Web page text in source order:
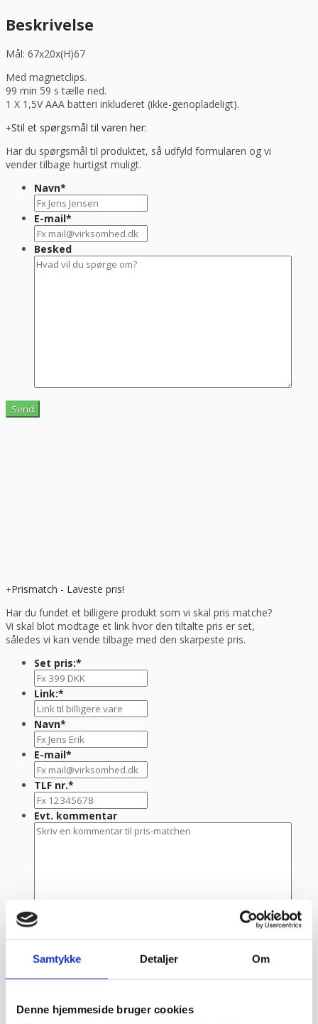
Samtykke Detaljer Om
Denne hjemmeside bruger cookies
antal
Beskrivelse
Mål: 67x20x(H)67
Med magnetclips.
99 min 59 s tælle ned.
1 X 1,5V AAA batteri inkluderet (ikke-genopladeligt).
Stil et spørgsmål til varen her:
Har du spørgsmål til produktet, så udfyld formularen og vi
vender tilbage hurtigst muligt.
Navn*
E-mail*
Besked
Prismatch - Laveste pris!
Har du fundet et billigere produkt som vi skal pris matche?
Vi skal blot modtage et link hvor den tiltalte pris er set,
således vi kan vende tilbage med den skarpeste pris.
Set pris:*
Link:*
Navn*
E-mail*
TLF nr.*
Evt. kommentar